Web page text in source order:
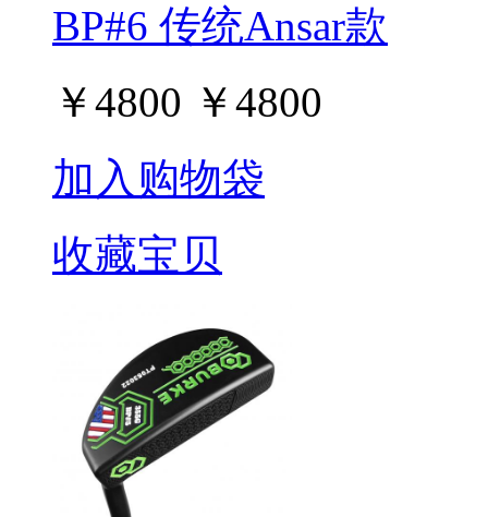
BP#6 传统Ansar款
￥4800 ￥4800
加入购物袋
收藏宝贝